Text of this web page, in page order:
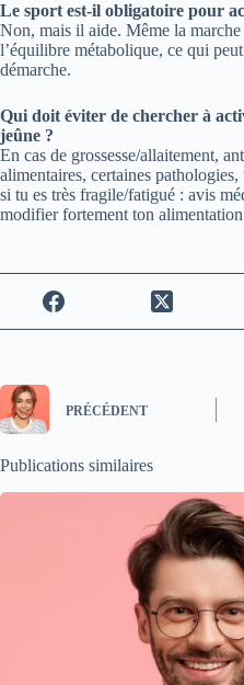
Le sport est-il obligatoire pour
Non, mais il aide. Même la
l’équilibre métabolique, ce qui
démarche.
Qui doit éviter de chercher à
jeûne ?
En cas de grossesse/allaitement,
alimentaires, certaines
si tu es très fragile/fatigué : avis
modifier fortement ton
PRÉCÉDENT
Publications similaires